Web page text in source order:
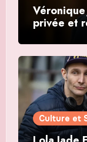
privée et
Culture et